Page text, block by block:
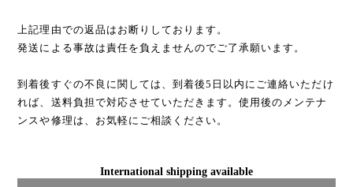
上記理由での返品はお断りしております。
発送による事故は責任を負えませんのでご了承願います。
到着後すぐの不良に関しては、到着後5日以内にご連絡いただけ
れば、送料負担で対応させていただきます。使用後のメンテナ
ンスや修理は、お気軽にご相談ください。
International shipping available